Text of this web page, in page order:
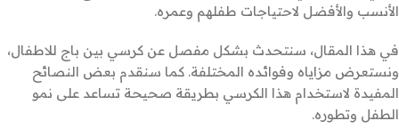
الأنسب والأفضل لاحتياجات طفلهم وعمره.
في هذا المقال، سنتحدث بشكل مفصل عن كرسي بين باج للاطفال،
ونستعرض مزاياه وفوائده المختلفة. كما سنقدم بعض النصائح
المفيدة لاستخدام هذا الكرسي بطريقة صحيحة تساعد على نمو
الطفل وتطوره.